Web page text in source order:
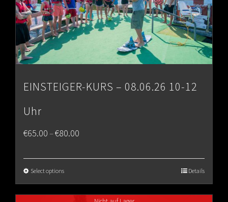
EINSTEIGER-KURS – 08.06.26 10-12
Uhr
€65.00–€80.00
Select options Details